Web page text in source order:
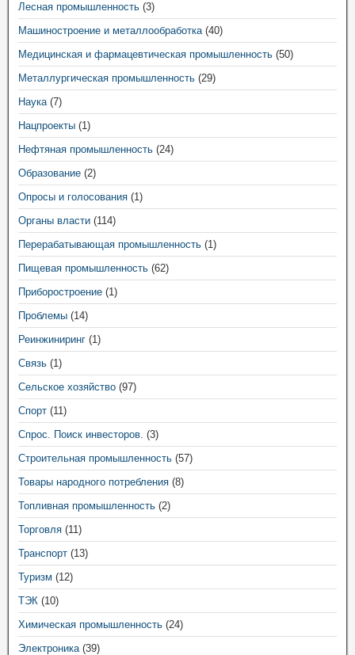
Лесная промышленность (3)
Машиностроение и металлообработка(40)
Медицинская и фармацевтическая промышленность (50)
Металлургическая промышленность (29)
Наука(7)
Нацпроекты (1)
Нефтяная промышленность (24)
Образование (2)
Опросы и голосования (1)
Органы власти (114)
Перерабатывающая промышленность (1)
Пищевая промышленность (62)
Приборостроение (1)
Проблемы (14)
Реинжиниринг (1)
Связь (1)
Сельское хозяйство (97)
Спорт (11)
Спрос. Поиск инвесторов. (3)
Строительная промышленность (57)
Товары народного потребления (8)
Топливная промышленность (2)
Торговля (11)
Транспорт (13)
Туризм (12)
ТЭК (10)
Химическая промышленность (24)
Электроника(39)